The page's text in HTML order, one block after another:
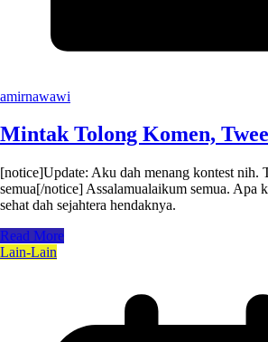
amirnawawi
Mintak Tolong Komen,
[notice]Update: Aku dah menang kontest nih.
semua[/notice] Assalamualaikum semua. Apa
sehat dah sejahtera hendaknya.
Read More
Lain-Lain